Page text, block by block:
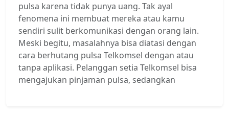
pulsa karena tidak punya uang. Tak ayal
fenomena ini membuat mereka atau kamu
sendiri sulit berkomunikasi dengan orang lain.
Meski begitu, masalahnya bisa diatasi dengan
cara berhutang pulsa Telkomsel dengan atau
tanpa aplikasi. Pelanggan setia Telkomsel bisa
mengajukan pinjaman pulsa, sedangkan